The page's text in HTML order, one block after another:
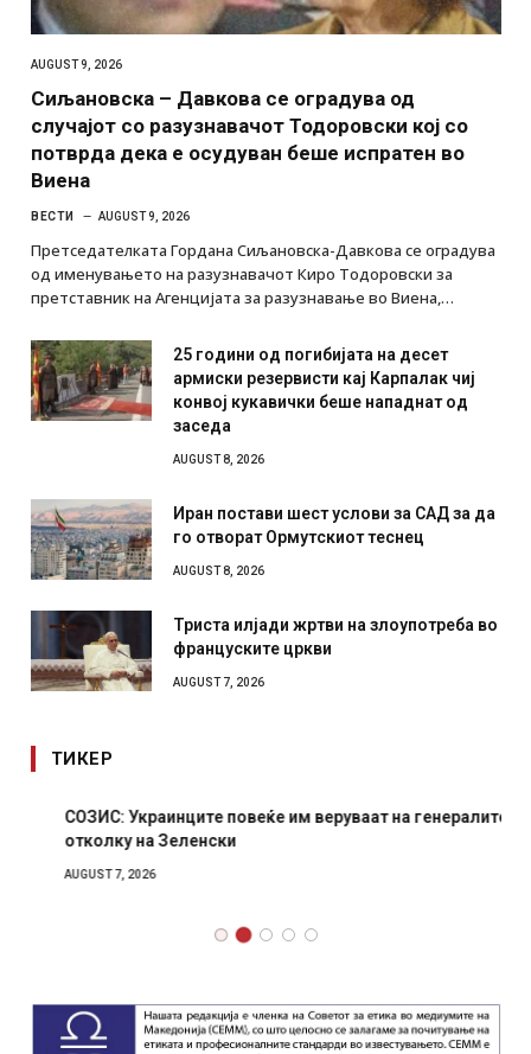
AUGUST 9, 2026
Сиљановска – Давкова се оградува од
случајот со разузнавачот Тодоровски кој со
потврда дека е осудуван беше испратен во
Виена
ВЕСТИ AUGUST 9, 2026
Претседателката Гордана Сиљановска-Давкова се оградува
од именувањето на разузнавачот Киро Тодоровски за
претставник на Агенцијата за разузнавање во Виена,…
25 години од погибијата на десет
армиски резервисти кај Карпалак чиј
конвој кукавички беше нападнат од
заседа
AUGUST 8, 2026
Иран постави шест услови за САД за да
го отворат Ормутскиот теснец
AUGUST 8, 2026
Триста илјади жртви на злоупотреба во
француските цркви
AUGUST 7, 2026
ТИКЕР
СОЗИС: Украинците повеќе им веруваат на генералите
отколку на Зеленски
AUGUST 7, 2026